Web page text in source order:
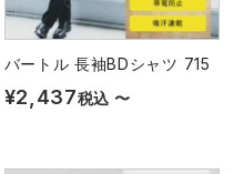
バートル 長袖BDシャツ 715
¥2,437税込 〜